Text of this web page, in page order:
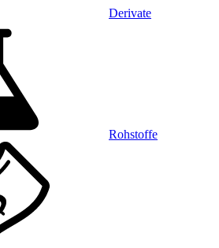
Derivate
Rohstoffe